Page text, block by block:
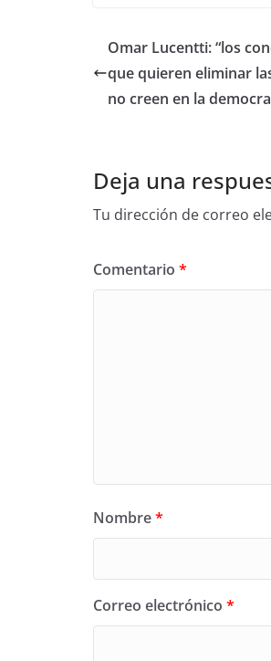
Omar Lucentti: “los
que quieren eliminar
no creen en la
Deja una
Tu dirección de correo
Comentario *
Nombre*
Correo electrónico *